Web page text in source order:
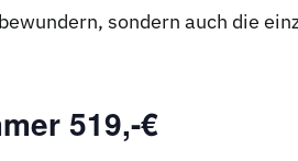
sondern auch die
519,-€